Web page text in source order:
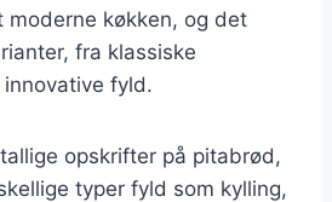
køkken, og det
fra klassiske
fyld.
opskrifter på pitabrød,
typer fyld som kylling,